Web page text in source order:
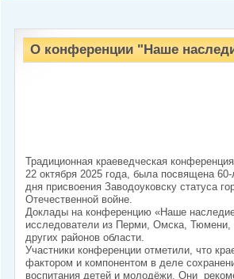
О конференции "Наше
Традиционная краеведческая
22 октября 2025 года, была посвящена
дня присвоения Заводоуковску статуса
Отечественной войне.
Доклады на конференцию «Наше
исследователи из Перми, Омска,
других районов области.
Участники конференции отметили, что
фактором и компонентом в деле
воспитания детей и молодёжи. Они